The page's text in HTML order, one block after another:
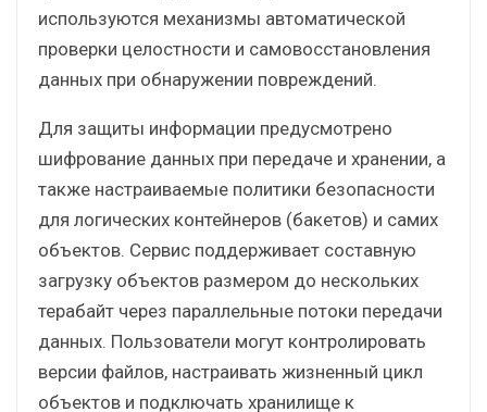
используются механизмы автоматической
проверки целостности и самовосстановления
данных при обнаружении повреждений.
Для защиты информации предусмотрено
шифрование данных при передаче и хранении, а
также настраиваемые политики безопасности
для логических контейнеров (бакетов) и самих
объектов. Сервис поддерживает составную
загрузку объектов размером до нескольких
терабайт через параллельные потоки передачи
данных. Пользователи могут контролировать
версии файлов, настраивать жизненный цикл
объектов и подключать хранилище к